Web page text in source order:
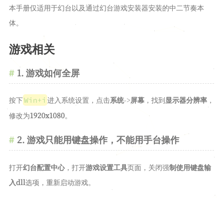
本手册仅适用于幻台以及通过幻台游戏安装器安装的中二节奏本
体。
游戏相关
1. 游戏如何全屏
按下Win+i 进入系统设置，点击系统->屏幕，找到显示器分辨率，
修改为1920x1080。
2. 游戏只能用键盘操作，不能用手台操作
打开幻台配置中心，打开游戏设置工具页面，关闭强制使用键盘输
入dll选项，重新启动游戏。
GAMES
日志
工具
Time
2048
JSON
学术站